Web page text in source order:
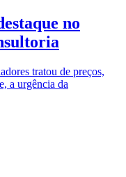
no
tratou de preços,
a urgência da